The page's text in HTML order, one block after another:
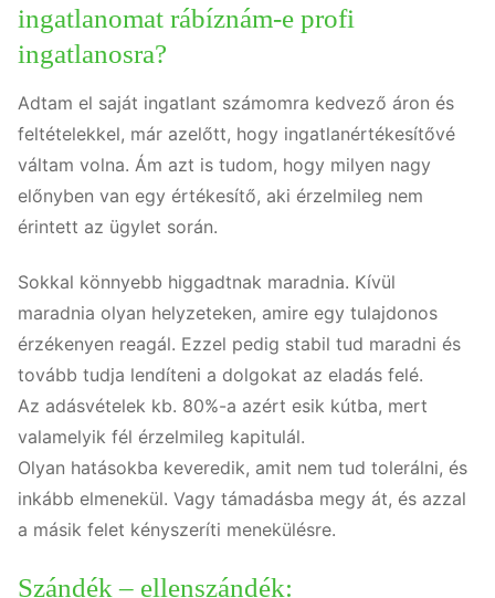
ingatlanomat rábíznám-e profi
ingatlanosra?
Adtam el saját ingatlant számomra kedvező áron és
feltételekkel, már azelőtt, hogy ingatlanértékesítővé
váltam volna. Ám azt is tudom, hogy milyen nagy
előnyben van egy értékesítő, aki érzelmileg nem
érintett az ügylet során.
Sokkal könnyebb higgadtnak maradnia. Kívül
maradnia olyan helyzeteken, amire egy tulajdonos
érzékenyen reagál. Ezzel pedig stabil tud maradni és
tovább tudja lendíteni a dolgokat az eladás felé.
Az adásvételek kb. 80%-a azért esik kútba, mert
valamelyik fél érzelmileg kapitulál.
Olyan hatásokba keveredik, amit nem tud tolerálni, és
inkább elmenekül. Vagy támadásba megy át, és azzal
a másik felet kényszeríti menekülésre.
Szándék – ellenszándék: